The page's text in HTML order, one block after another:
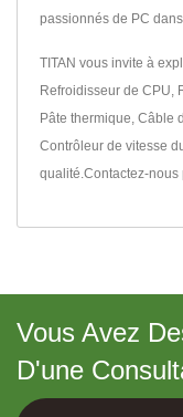
passionnés de PC
TITAN vous invite à
Refroidisseur de CPU
Pâte thermique Câble
Contrôleur de vitesse
qualité. Contactez-nous
Vous Avez
D'une